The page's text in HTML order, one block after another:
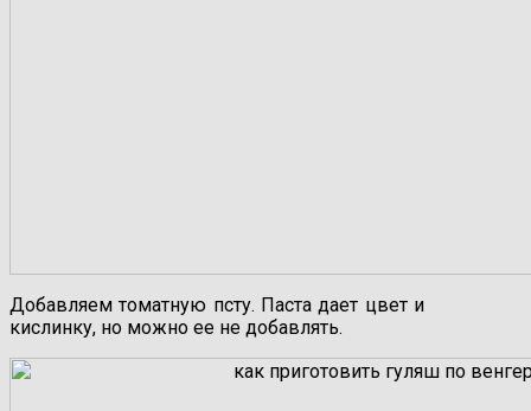
Добавляем томатную псту. Паста дает цвет и
кислинку, но можно ее не добавлять.